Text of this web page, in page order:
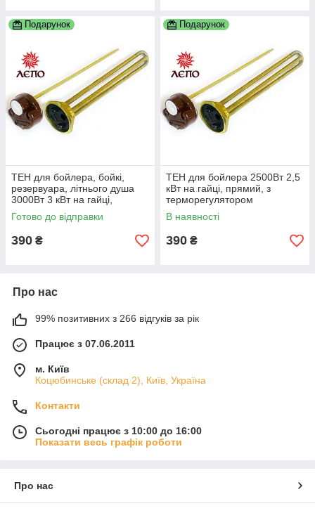
Подарунок
ТЕН для бойлера, бойкі,
резервуара, літнього душа
3000Вт 3 кВт на гайці,
прямий, з терморегулятором
Готово до відправки
390 ₴
Подарунок
ТЕН для бойлера 2500Вт 2,5
кВт на гайці, прямий, з
терморегулятором
В наявності
390 ₴
Про нас
99% позитивних з 266 відгуків за рік
Працює з 07.06.2011
м. Київ
Коцюбинське (склад 2), Київ, Україна
Контакти
Сьогодні працює з 10:00 до 16:00
Показати весь графік роботи
Про нас